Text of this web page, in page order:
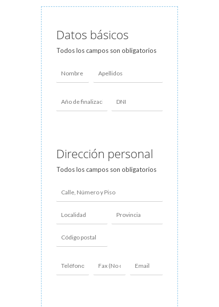
Datos básicos
Todos los campos son obligatorios
Dirección personal
Todos los campos son obligatorios